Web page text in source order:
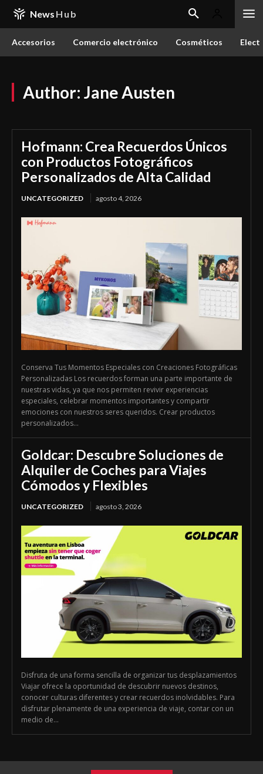
News Hub
Accesorios Comercio electrónico Cosméticos
Author: Jane Austen
Hofmann: Crea Recuerdos Únicos
con Productos Fotográficos
Personalizados de Alta Calidad
UNCATEGORIZED agosto 4, 2026
Conserva Tus Momentos Especiales con Creaciones Fotográficas
Personalizadas Los recuerdos forman una parte importante de
nuestras vidas, ya que nos permiten revivir experiencias
especiales, celebrar momentos importantes y compartir
emociones con nuestros seres queridos. Crear productos
personalizados...
Goldcar: Descubre Soluciones de
Alquiler de Coches para Viajes
Cómodos y Flexibles
UNCATEGORIZED agosto 3, 2026
Disfruta de una forma sencilla de organizar tus desplazamientos
Viajar ofrece la oportunidad de descubrir nuevos destinos,
conocer culturas diferentes y crear recuerdos inolvidables. Para
disfrutar plenamente de una experiencia de viaje, contar con un
medio de...